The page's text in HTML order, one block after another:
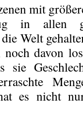
mit
in
Welt
davon
sie
es nicht